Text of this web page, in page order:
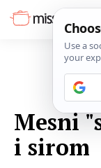
Mesni
i sirom